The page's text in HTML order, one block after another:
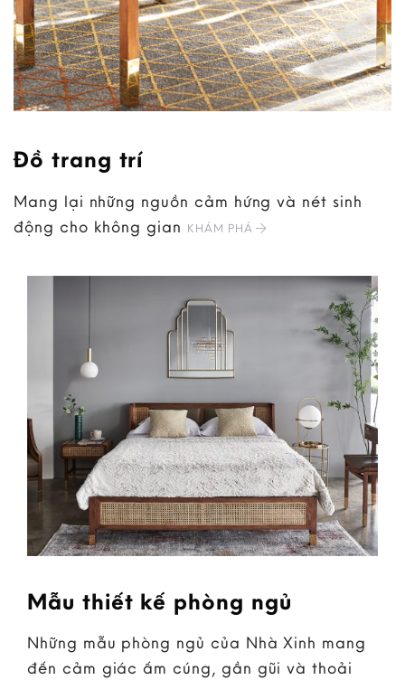
Đồ trang trí
Mang lại những nguồn cảm hứng và nét sinh
động cho không gian KHÁM PHÁ
Mẫu thiết kế phòng ngủ
Những mẫu phòng ngủ của Nhà Xinh mang
đến cảm giác ấm cúng, gần gũi và thoải